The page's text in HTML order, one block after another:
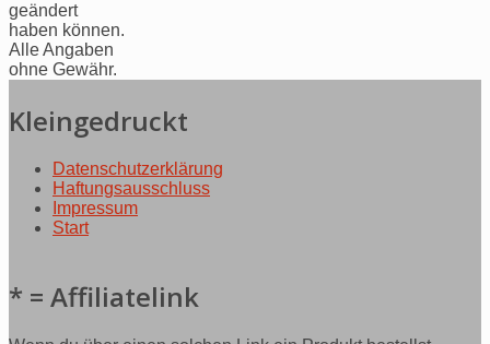
geändert
haben können.
Alle Angaben
ohne Gewähr.
Kleingedruckt
Datenschutzerklärung
Haftungsausschluss
Impressum
Start
* = Affiliatelink